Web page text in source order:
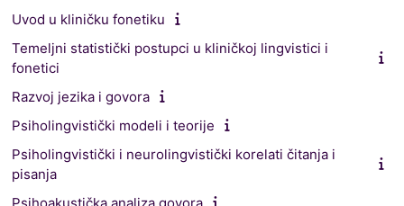
Uvod u kliničku fonetiku
Temeljni statistički postupci u kliničkoj lingvistici i
fonetici
Razvoj jezika i govora
Psiholingvistički modeli i teorije
Psiholingvistički i neurolingvistički korelati čitanja i
pisanja
Psihoakustička analiza govora